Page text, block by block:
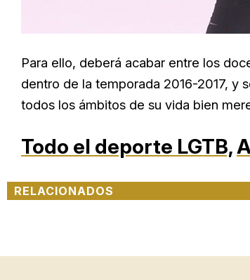
Para ello, deberá acabar entre los
dentro de la temporada 2016-2017, y
todos los ámbitos de su vida bien
Todo el deporte LGTB,
RELACIONADOS